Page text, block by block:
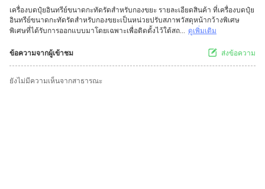
เครื่องบดปุ๋ยอินทรีย์ขนาดกะทัดรัดสำหรับกองขยะ รายละเอียดสินค้า ที่เครื่องบดปุ๋ย
อินทรีย์ขนาดกะทัดรัดสำหรับกองขยะเป็นหน่วยปรับสภาพวัสดุหน้ากว้างพิเศษ
พิเศษที่ได้รับการออกแบบมาโดยเฉพาะเพื่อติดตั้งไว้ใต้สถ... ดูเพิ่มเติม
ข้อความจากผู้เข้าชม ส่งข้อความ
ยังไม่มีความเห็นจากสาธารณะ